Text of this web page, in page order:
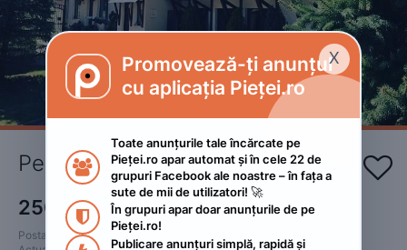
Pensiunea Haiduc Sacele Brasov 
250 RON
Postat
2023. ianuarie 30.
X
Promovează-ți anunțul
cu aplicația Pieței.ro

Toate anunțurile tale încărcate pe
Pieței.ro apar automat și în cele 22 de
grupuri Facebook ale noastre – în fața a
sute de mii de utilizatori! 🚀

În grupuri apar doar anunțurile de pe
Pieței.ro!
Publicare anunțuri simplă, rapidă și